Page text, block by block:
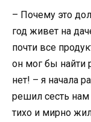
– Почему это
год живет на
почти все
он мог бы найти
нет! – я начала
решил сесть
тихо и мирно